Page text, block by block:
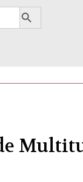
Search Button